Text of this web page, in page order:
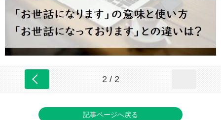
2 / 2
記事ページへ戻る